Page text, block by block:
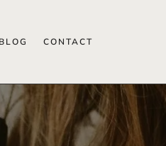
BLOG CONTACT